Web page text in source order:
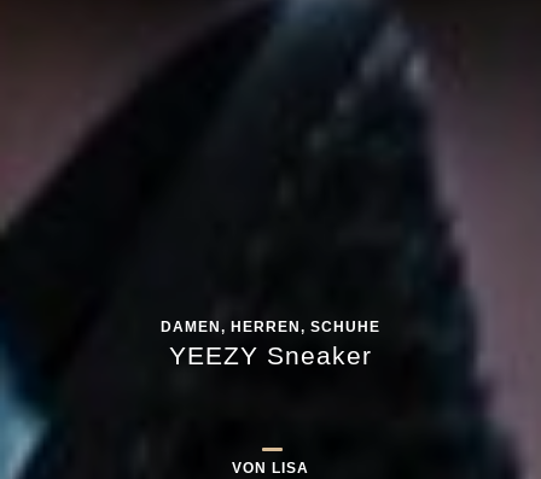
DAMEN , HERREN , SCHUHE
YEEZY Sneaker
VON
LISA